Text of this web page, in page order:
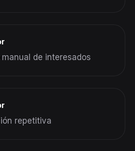
de interesados
repetitiva